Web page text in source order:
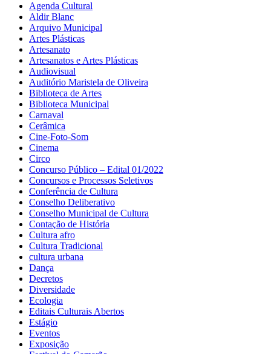
Agenda Cultural
Aldir Blanc
Arquivo Municipal
Artes Plásticas
Artesanato
Artesanatos e Artes Plásticas
Audiovisual
Auditório Maristela de Oliveira
Biblioteca de Artes
Biblioteca Municipal
Carnaval
Cerâmica
Cine-Foto-Som
Cinema
Circo
Concurso Público – Edital 01/2022
Concursos e Processos Seletivos
Conferência de Cultura
Conselho Deliberativo
Conselho Municipal de Cultura
Contação de História
Cultura afro
Cultura Tradicional
cultura urbana
Dança
Decretos
Diversidade
Ecologia
Editais Culturais Abertos
Estágio
Eventos
Exposição